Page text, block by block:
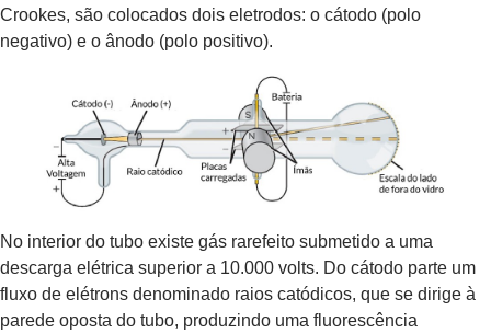
Crookes, são colocados dois eletrodos: o cátodo (polo
negativo) e o ânodo (polo positivo).
No interior do tubo existe gás rarefeito submetido a uma
descarga elétrica superior a 10.000 volts. Do cátodo parte um
fluxo de elétrons denominado raios catódicos, que se dirige à
parede oposta do tubo, produzindo uma fluorescência